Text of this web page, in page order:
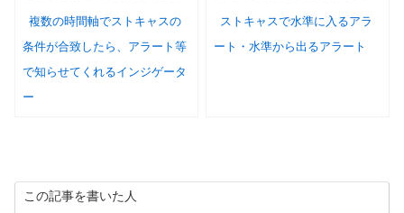
複数の時間軸でストキャスの
条件が合致したら、アラート等
で知らせてくれるインジゲータ
ー
ストキャスで水準に入るアラ
ート・水準から出るアラート
この記事を書いた人